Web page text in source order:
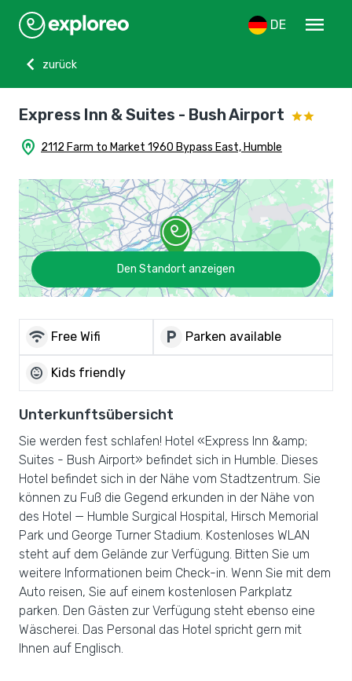
DE
menu
chevron_left
zurück
Express Inn & Suites - Bush Airport
home_pin 2112 Farm to Market 1960 Bypass East, Humble
Den Standort anzeigen
wifi Free Wifi local_parking Parken available
child_care Kids friendly
Unterkunftsübersicht
Sie werden fest schlafen! Hotel «Express Inn &amp;
Suites - Bush Airport» befindet sich in Humble. Dieses
Hotel befindet sich in der Nähe vom Stadtzentrum. Sie
können zu Fuß die Gegend erkunden in der Nähe von
des Hotel — Humble Surgical Hospital, Hirsch Memorial
Park und George Turner Stadium. Kostenloses WLAN
steht auf dem Gelände zur Verfügung. Bitten Sie um
weitere Informationen beim Check-in. Wenn Sie mit dem
Auto reisen, Sie auf einem kostenlosen Parkplatz
parken. Den Gästen zur Verfügung steht ebenso eine
Wäscherei. Das Personal das Hotel spricht gern mit
Ihnen auf Englisch.